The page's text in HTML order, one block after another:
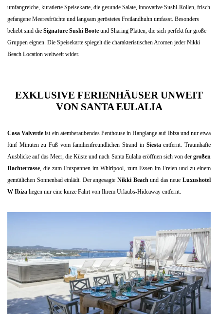
umfangreiche, kuratierte Speisekarte, die gesunde Salate, innovative Sushi-Rollen, frisch
gefangene Meeresfrüchte und langsam geröstetes Freilandhuhn umfasst. Besonders
beliebt sind die Signature Sushi Boote und Sharing Platten, die sich perfekt für große
Gruppen eignen. Die Speisekarte spiegelt die charakteristischen Aromen jeder Nikki
Beach Location weltweit wider.
EXKLUSIVE FERIENHÄUSER UNWEIT
VON SANTA EULALIA
Casa Valverde ist ein atemberaubendes Penthouse in Hanglange auf Ibiza und nur etwa
fünf Minuten zu Fuß vom familienfreundlichen Strand in Siestaentfernt. Traumhafte
Ausblicke auf das Meer, die Küste und nach Santa Eulalia eröffnen sich von der großen
Dachterrasse, die zum Entspannen im Whirlpool, zum Essen im Freien und zu einem
gemütlichen Sonnenbad einlädt. Der angesagte Nikki Beachund das neueLuxushotel
W Ibiza liegen nur eine kurze Fahrt von Ihrem Urlaubs-Hideaway entfernt.